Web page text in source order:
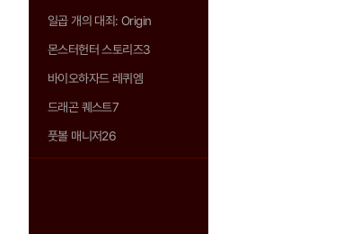
일곱 개의 대죄: Origin
몬스터헌터 스토리즈3
바이오하자드 레퀴엠
드래곤 퀘스트7
풋볼 매니저26